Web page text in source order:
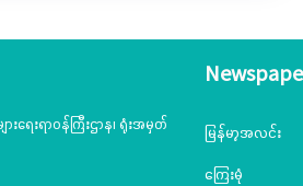
ားရေးရာဝန်ကြီးဌာန၊ ရုံးအမှတ်
မြန်မာ့အလင်း
ကြေးမုံ